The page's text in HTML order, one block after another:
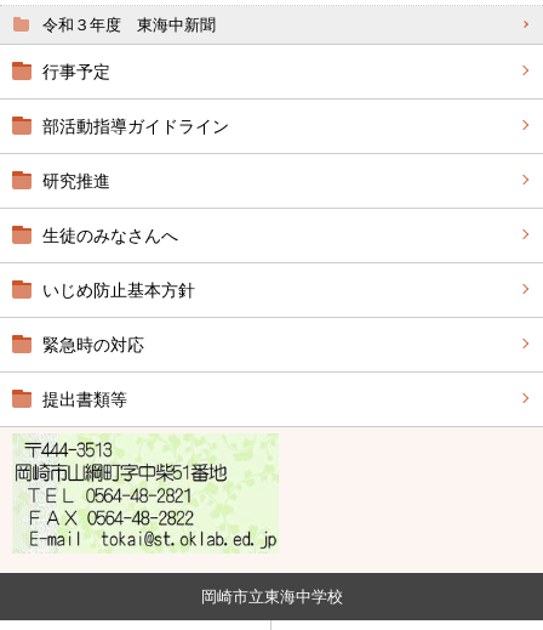
令和３年度 東海中新聞
行事予定
部活動指導ガイドライン
研究推進
生徒のみなさんへ
いじめ防止基本方針
緊急時の対応
提出書類等
岡崎市立東海中学校